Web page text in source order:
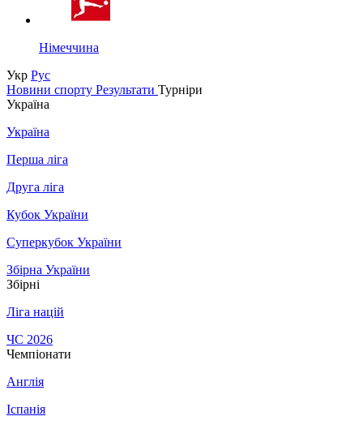
Німеччина
Укр Рус
Новини спорту Результати Турніри
Україна
Україна
Перша ліга
Друга ліга
Кубок України
Суперкубок України
Збірна України
Збірні
Ліга націй
ЧС 2026
Чемпіонати
Англія
Іспанія